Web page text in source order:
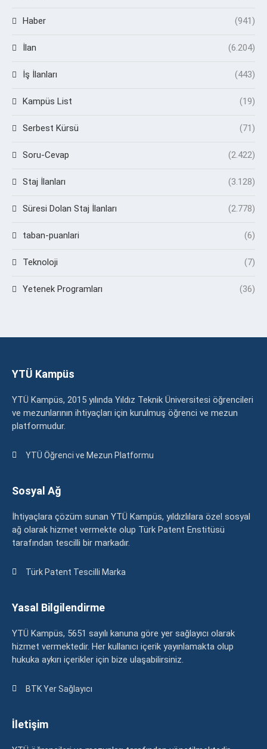
Haber (941)
İlan (6.204)
İş İlanları (443)
Kampüs List (19)
Serbest Kürsü (71)
Soru-Cevap (2.422)
Staj İlanları (3.128)
Süresi Dolan Staj İlanları (2.778)
taban-puanlari (6)
Teknoloji (7)
Yetenek Programları (36)
YTÜ Kampüs
YTÜ Kampüs, 2015 yılında Yıldız Teknik Üniversitesi öğrencileri
ve mezunlarının ihtiyaçları için kurulmuş öğrenci ve mezun
platformudur.
YTÜ Öğrenci ve Mezun Platformu
Sosyal Ağ
İhtiyaçlara çözüm sunan YTÜ Kampüs, yıldızlılara özel sosyal
ağ olarak hizmet vermekte olup Türk Patent Enstitüsü
tarafından tescilli bir markadır.
Türk Patent Tescilli Marka
Yasal Bilgilendirme
YTÜ Kampüs, 5651 sayılı kanuna göre yer sağlayıcı olarak
hizmet vermektedir. Her kullanıcı içerik yayınlamakta olup
hukuka aykırı içerikler için bize ulaşabilirsiniz.
BTK Yer Sağlayıcı
İletişim